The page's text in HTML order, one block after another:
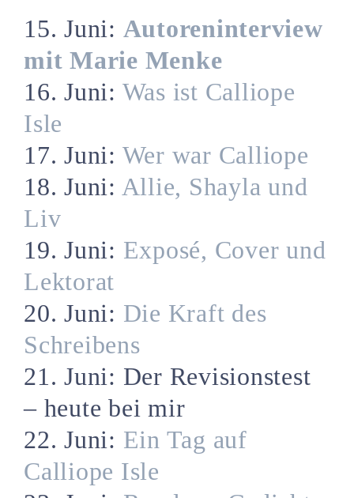
15. Juni: Autoreninterview
mit Marie Menke
16. Juni: Was ist Calliope
Isle
17. Juni: Wer war Calliope
18. Juni: Allie, Shayla und
Liv
19. Juni: Exposé, Cover und
Lektorat
20. Juni: Die Kraft des
Schreibens
21. Juni: Der Revisionstest
– heute bei mir
22. Juni: Ein Tag auf
Calliope Isle